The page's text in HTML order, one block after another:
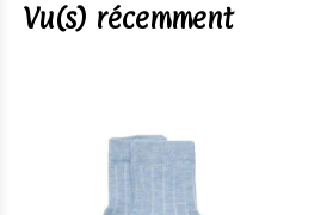
Vu(s) récemment